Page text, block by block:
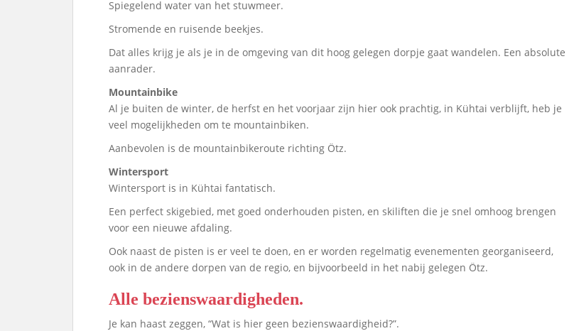
Spiegelend water van het stuwmeer.
Stromende en ruisende beekjes.
Dat alles krijg je als je in de omgeving van dit hoog gelegen dorpje gaat wandelen. Een absolute
aanrader.
Mountainbike
Al je buiten de winter, de herfst en het voorjaar zijn hier ook prachtig, in Kühtai verblijft, heb je
veel mogelijkheden om te mountainbiken.
Aanbevolen is de mountainbikeroute richting Ötz.
Wintersport
Wintersport is in Kühtai fantatisch.
Een perfect skigebied, met goed onderhouden pisten, en skiliften die je snel omhoog brengen
voor een nieuwe afdaling.
Ook naast de pisten is er veel te doen, en er worden regelmatig evenementen georganiseerd,
ook in de andere dorpen van de regio, en bijvoorbeeld in het nabij gelegen Ötz.
Alle bezienswaardigheden.
Je kan haast zeggen, “Wat is hier geen bezienswaardigheid?”.